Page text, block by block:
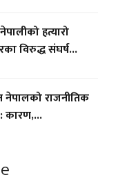
हत्यारो
विरुद्ध संघर्ष...
नेपालको राजनीतिक